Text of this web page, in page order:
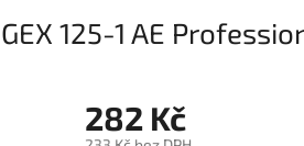
125-1 AE
282 Kč